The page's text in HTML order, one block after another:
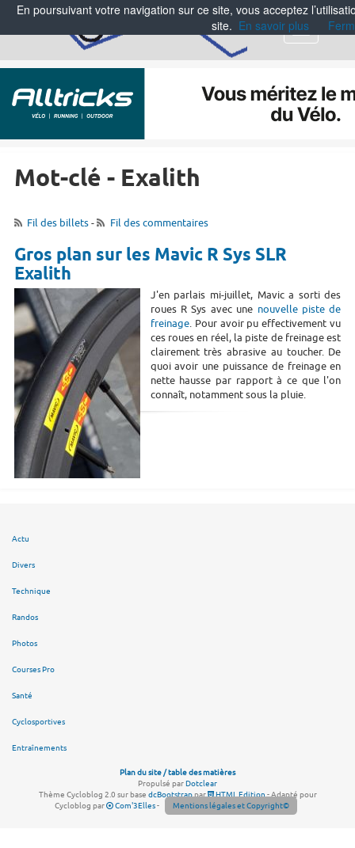
Menu
Mot-clé - Exalith
Fil des billets- Fil des commentaires
Gros plan sur les Mavic R Sys SLR
Exalith
J'en parlais mi-juillet, Mavic a sorti des
roues R Sys avec une nouvelle piste de
freinage. Pour avoir pu effectivement vu
ces roues en réel, la piste de freinage est
clairement très abrasive au toucher. De
quoi avoir une puissance de freinage en
nette hausse par rapport à ce que l'on
connaît, notamment sous la pluie.
Actu
Divers
Technique
Randos
Photos
Courses Pro
Santé
Cyclosportives
Entraînements
Plan du site / table des matières
Propulsé parDotclear
Thème Cycloblog 2.0 sur base dcBootstrappar HTML Edition- Adapté pour
Cycloblog par
Com'3Elles- Mentions légales et Copyright©
En poursuivant votre navigation sur ce site, vous acceptez
site. En savoir plus